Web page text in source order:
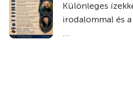
Különleges
irodalommal és
...